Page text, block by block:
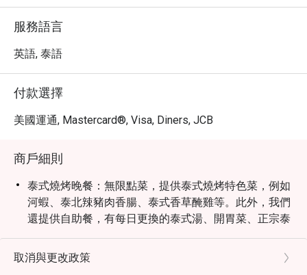
Chicken Cobb salad was fresh and
satisfying, and the smoked salmon
sushi deserves a mention — the rice
was noticeably better than what
you'd find at most buffets or those
Korean BBQ place. It's not omakase
be, but it's a cut above the buffets
fish itself was fresh and genuinely
good. A pleasant surprise was the
whole wheat muffin — excellent, and
not something I'd typically single out.
For anyone visiting Bangkok and
服務語言
英語, 泰語
付款選擇
美國運通, Mastercard®, Visa, Diners, JCB
商戶細則
泰式燒烤晚餐：無限點菜，提供泰式燒烤特色菜，例如
河蝦、泰北辣豬肉香腸、泰式香草醃雞等。此外，我們
還提供自助餐，有每日更換的泰式湯、開胃菜、正宗泰
式沙拉、當地甜點和泰式草本茶，為客人帶來完整的泰
式晚餐體驗。
取消與更改政策